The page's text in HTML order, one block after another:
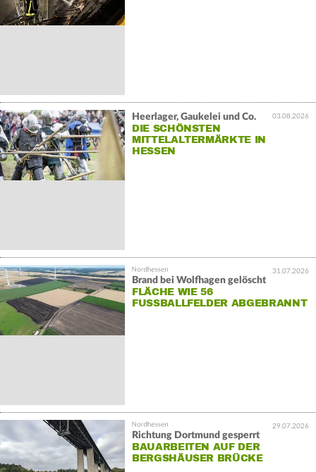
03.08.2026
Heerlager, Gaukelei und Co.
DIE SCHÖNSTEN
MITTELALTERMÄRKTE IN
HESSEN
31.07.2026
Brand bei Wolfhagen gelöscht
FLÄCHE WIE 56
FUSSBALLFELDER ABGEBRANNT
29.07.2026
Richtung Dortmund gesperrt
BAUARBEITEN AUF DER
BERGSHÄUSER BRÜCKE